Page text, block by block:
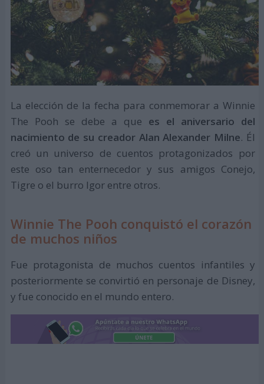
La elección de la fecha para conmemorar a Winnie
The Pooh se debe a que es el aniversario del
nacimiento de su creador Alan Alexander Milne. Él
creó un universo de cuentos protagonizados por
este oso tan enternecedor y sus amigos Conejo,
Tigre o el burro Igor entre otros.
Winnie The Pooh conquistó el corazón
de muchos niños
Fue protagonista de muchos cuentos infantiles y
posteriormente se convirtió en personaje de Disney,
y fue conocido en el mundo entero.